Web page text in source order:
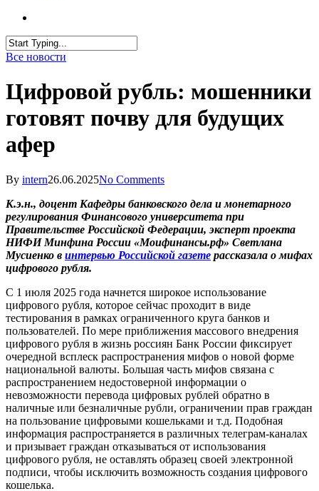
Все новости
Цифровой рубль: мошенники
готовят почву для будущих
афер
By intern26.06.2025No Comments
К.э.н., доцент Кафедры банковского дела и монетарного
регулирования Финансового университета при
Правительстве Российской Федерации, эксперт проекта
НИФИ Минфина России «Моифинансы.рф» Светлана
Мусиенко в интервью Российской газете рассказала о мифах
цифрового рубля.
С 1 июля 2025 года начнется широкое использование
цифрового рубля, которое сейчас проходит в виде
тестирования в рамках ограниченного круга банков и
пользователей. По мере приближения массового внедрения
цифрового рубля в жизнь россиян Банк России фиксирует
очередной всплеск распространения мифов о новой форме
национальной валюты. Большая часть мифов связана с
распространением недостоверной информации о
невозможности перевода цифровых рублей обратно в
наличные или безналичные рубли, ограничении прав граждан
на пользование цифровыми кошельками и т.д. Подобная
информация распространяется в различных телеграм-каналах
и призывает граждан отказываться от использования
цифрового рубля, не оставлять образец своей электронной
подписи, чтобы исключить возможность создания цифрового
кошелька.